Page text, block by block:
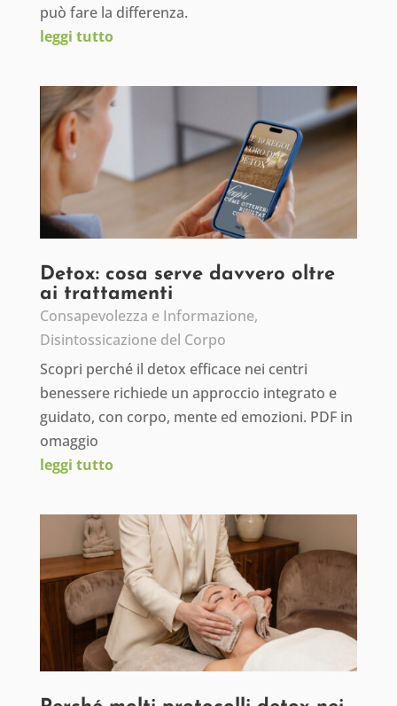
può fare la differenza.
leggi tutto
Detox: cosa serve davvero oltre
ai trattamenti
Consapevolezza e Informazione,
Disintossicazione del Corpo
Scopri perché il detox efficace nei centri
benessere richiede un approccio integrato e
guidato, con corpo, mente ed emozioni. PDF in
omaggio
leggi tutto